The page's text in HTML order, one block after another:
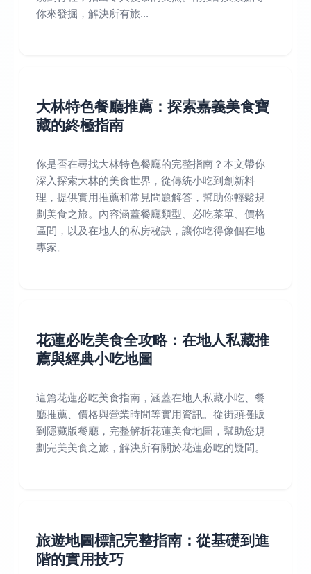
你來發掘，解決所有旅...
大林特色餐廳推薦：探索嘉義美食寶
藏的終極指南
你是否在尋找大林特色餐廳的完整指南？本文帶你
深入探索大林的美食世界，從傳統小吃到創新料
理，提供實用推薦和常見問題解答，幫助你輕鬆規
劃美食之旅。內容涵蓋餐廳類型、必吃菜單、價格
區間，以及在地人的私房秘訣，讓你吃得像個在地
專家。
花蓮必吃美食全攻略：在地人私藏推
薦與經典小吃地圖
這篇花蓮必吃美食指南，涵蓋在地人私藏小吃、餐
廳推薦、價格與營業時間等實用資訊。從街頭攤販
到隱藏版餐廳，完整解析花蓮美食地圖，幫助您規
劃完美美食之旅，解決所有關於花蓮必吃的疑問。
旅遊地圖標記完整指南：從基礎到進
階的實用技巧